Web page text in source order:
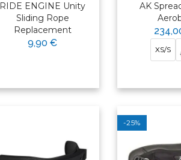
RIDE ENGINE Unity
Sliding Rope
Replacement
9,90 €
AK
XS/S
-25%